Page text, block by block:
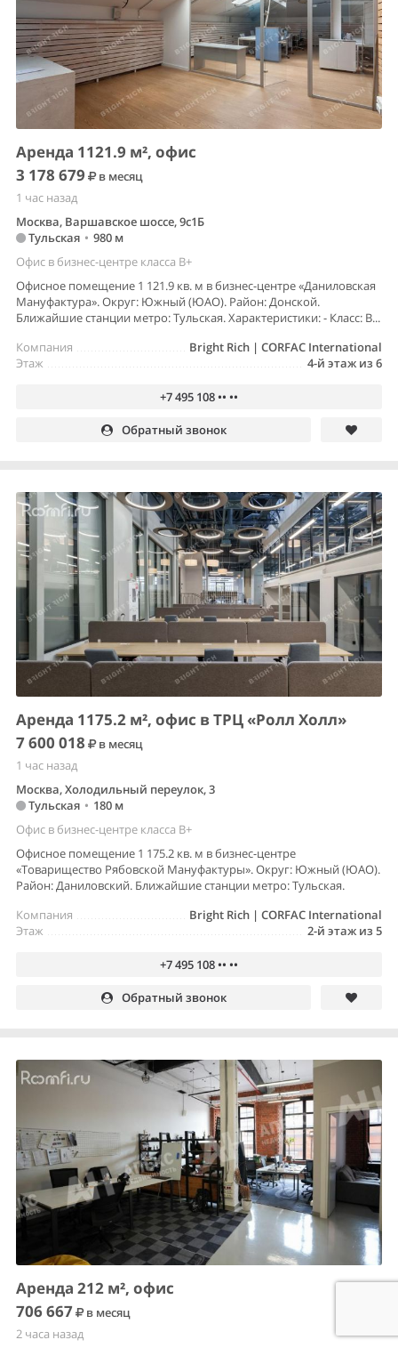
Аренда 1121.9 м², офис
3 178 679
в месяц
1 час назад
Москва, Варшавское шоссе, 9с1Б
Тульская • 980 м
Офис в бизнес-центре класса B+
Офисное помещение 1 121.9 кв. м в бизнес-центре «Даниловская
Мануфактура». Округ: Южный (ЮАО). Район: Донской.
Ближайшие станции метро: Тульская. Характеристики: - Класс: B...
Bright Rich | CORFAC International
Компания
4-й этаж из 6
Этаж
+7 495 108 •• ••
Обратный звонок
Аренда 1175.2 м², офис в ТРЦ «Ролл Холл»
7 600 018
в месяц
1 час назад
Москва, Холодильный переулок, 3
Тульская • 180 м
Офис в бизнес-центре класса B+
Офисное помещение 1 175.2 кв. м в бизнес-центре
«Товарищество Рябовской Мануфактуры». Округ: Южный (ЮАО).
Район: Даниловский. Ближайшие станции метро: Тульская.
Bright Rich | CORFAC International
Компания
2-й этаж из 5
Этаж
+7 495 108 •• ••
Обратный звонок
Аренда 212 м², офис
706 667
в месяц
2 часа назад